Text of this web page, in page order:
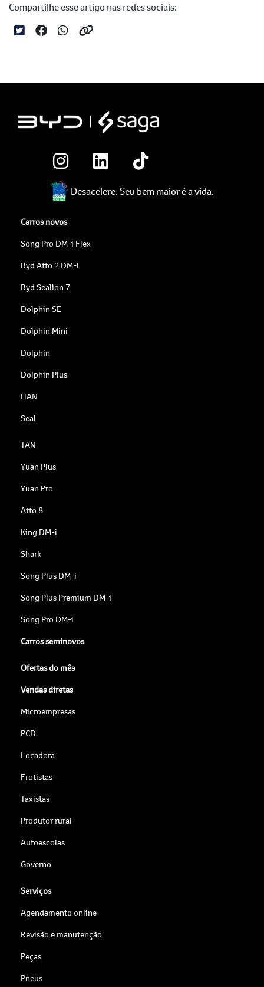
Compartilhe esse artigo nas redes sociais:
Desacelere. Seu bem maior é a vida.
Carros novos
Song Pro DM-i Flex
Byd Atto 2 DM-i
Byd Sealion 7
Dolphin SE
Dolphin Mini
Dolphin
Dolphin Plus
HAN
Seal
TAN
Yuan Plus
Yuan Pro
Atto 8
King DM-i
Shark
Song Plus DM-i
Song Plus Premium DM-i
Song Pro DM-i
Carros seminovos
Ofertas do mês
Vendas diretas
Microempresas
PCD
Locadora
Frotistas
Taxistas
Produtor rural
Autoescolas
Governo
Serviços
Agendamento online
Revisão e manutenção
Peças
Pneus